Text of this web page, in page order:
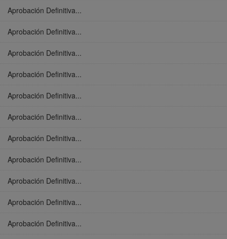
Aprobación Definitiva...
Aprobación Definitiva...
Aprobación Definitiva...
Aprobación Definitiva...
Aprobación Definitiva...
Aprobación Definitiva...
Aprobación Definitiva...
Aprobación Definitiva...
Aprobación Definitiva...
Aprobación Definitiva...
Aprobación Definitiva...